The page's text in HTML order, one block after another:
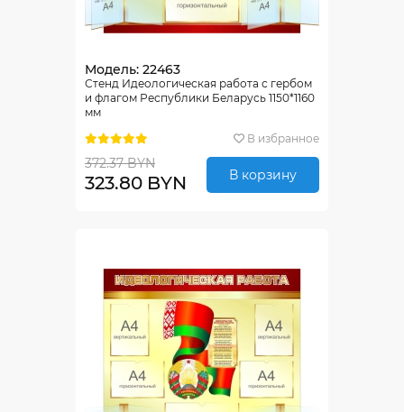
Модель: 22463
Стенд Идеологическая работа с гербом
и флагом Республики Беларусь 1150*1160
мм
В избранное
372.37 BYN
323.80 BYN В корзину